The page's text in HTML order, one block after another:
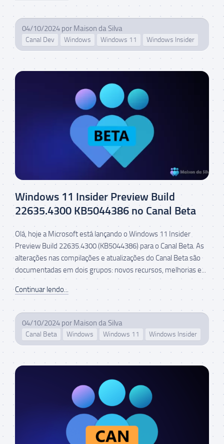
04/10/2024 por Maison da Silva
Canal Dev Windows Windows 11 Windows Insider
Windows 11 Insider Preview Build
22635.4300 KB5044386 no Canal Beta
Olá, hoje a Microsoft está lançando o Windows 11 Insider
Preview Build 22635.4300 (KB5044386) para o Canal Beta. As
alterações nas compilações e atualizações do Canal Beta são
documentadas em dois grupos: novos recursos, melhorias e...
Continuar lendo...
04/10/2024 por Maison da Silva
Canal Beta Windows Windows 11 Windows Insider